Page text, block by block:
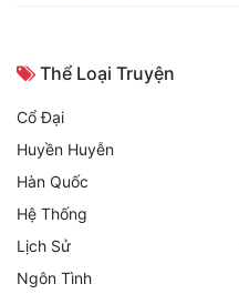
Thể Loại Truyện
Cổ Đại
Huyền Huyễn
Hàn Quốc
Hệ Thống
Lịch Sử
Ngôn Tình